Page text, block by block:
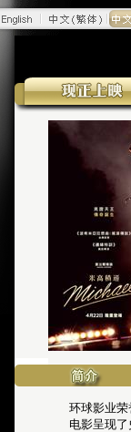
环球影业
电影呈现